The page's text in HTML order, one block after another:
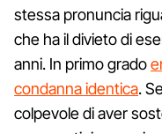
stessa pronuncia
che ha il divieto di
anni. In primo grado
condanna identica.
colpevole di aver